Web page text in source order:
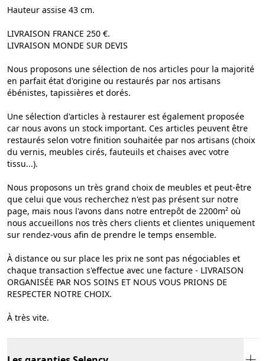
Hauteur assise 43 cm.
LIVRAISON FRANCE 250 €.
LIVRAISON MONDE SUR DEVIS
Nous proposons une sélection de nos articles pour la majorité
en parfait état d'origine ou restaurés par nos artisans
ébénistes, tapissières et dorés.
Une sélection d'articles à restaurer est également proposée
car nous avons un stock important. Ces articles peuvent être
restaurés selon votre finition souhaitée par nos artisans (choix
du vernis, meubles cirés, fauteuils et chaises avec votre
tissu...).
Nous proposons un très grand choix de meubles et peut-être
que celui que vous recherchez n'est pas présent sur notre
page, mais nous l'avons dans notre entrepôt de 2200m² où
nous accueillons nos très chers clients et clientes uniquement
sur rendez-vous afin de prendre le temps ensemble.
À distance ou sur place les prix ne sont pas négociables et
chaque transaction s'effectue avec une facture - LIVRAISON
ORGANISÉE PAR NOS SOINS ET NOUS VOUS PRIONS DE
RESPECTER NOTRE CHOIX.
À très vite.